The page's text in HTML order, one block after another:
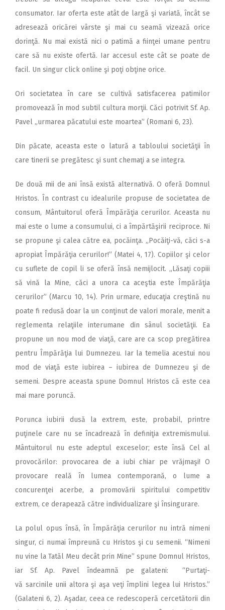
consumator. Iar oferta este atât de largă şi variată, încât se
adresează oricărei vârste şi mai cu seamă vizează orice
dorinţă. Nu mai există nici o patimă a fiinţei umane pentru
care să nu existe ofertă. Iar accesul este cât se poate de
facil. Un singur click online şi poţi obţine orice.
Ori societatea în care se cultivă satisfacerea patimilor
promovează în mod subtil cultura morţii. Căci potrivit Sf. Ap.
Pavel „urmarea păcatului este moartea” (Romani 6, 23).
Din păcate, aceasta este o latură a tabloului societăţii în
care tinerii se pregătesc şi sunt chemaţi a se integra.
De două mii de ani însă există alternativă. O oferă Domnul
Hristos. În contrast cu idealurile propuse de societatea de
consum, Mântuitorul oferă Împărăţia cerurilor. Aceasta nu
mai este o lume a consumului, ci a împărtăşirii reciproce. Ni
se propune şi calea către ea, pocăinţa. „Pocăiţi-vă, căci s-a
apropiat Împărăţia cerurilor!” (Matei 4, 17). Copiilor şi celor
cu suflete de copil li se oferă însă nemijlocit. „Lăsaţi copiii
să vină la Mine, căci a unora ca aceştia este Împărăţia
cerurilor” (Marcu 10, 14). Prin urmare, educaţia creştină nu
poate fi redusă doar la un conţinut de valori morale, menit a
reglementa relaţiile interumane din sânul societăţii. Ea
propune un nou mod de viaţă, care are ca scop pregătirea
pentru Împărăţia lui Dumnezeu. Iar la temelia acestui nou
mod de viaţă este iubirea – iubirea de Dumnezeu şi de
semeni. Despre aceasta spune Domnul Hristos că este cea
mai mare poruncă.
Porunca iubirii dusă la extrem, este, probabil, printre
puţinele care nu se încadrează în definiţia extremismului.
Mântuitorul nu este adeptul exceselor; este însă Cel al
provocărilor: provocarea de a iubi chiar pe vrăjmaşi! O
provocare reală în lumea contemporană, o lume a
concurenţei acerbe, a promovării spiritului competitiv
extrem, ce derapează către individualizare şi însingurare.
La polul opus însă, în Împărăţia cerurilor nu intră nimeni
singur, ci numai împreună cu Hristos şi cu semenii. “Nimeni
nu vine la Tatăl Meu decât prin Mine” spune Domnul Hristos,
iar Sf. Ap. Pavel îndeamnă pe galateni: “Purtaţi-
vă sarcinile unii altora şi aşa veţi împlini legea lui Hristos.”
(Galateni 6, 2). Aşadar, ceea ce redescoperă cercetătorii din